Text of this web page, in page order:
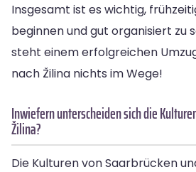
Insgesamt ist es wichtig,
beginnen und gut organisiert zu
steht einem erfolgreichen
nach Žilina nichts im Wege!
Inwiefern unterscheiden sich die
Žilina?
Die Kulturen von Saarbrücken